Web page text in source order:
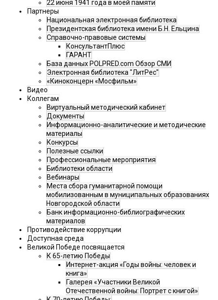
22 июня 1941 года в моей памяти
Партнеры
Национальная электронная библиотека
Президентская библиотека имени Б.Н. Ельцина
Справочно-правовые системы
КонсультантПлюс
ГАРАНТ
База данных POLPRED.com Обзор СМИ
Электронная библиотека "ЛитРес"
«Киноконцерн «Мосфильм»
Видео
Коллегам
Виртуальный методический кабинет
Документы
Информационно-аналитические и методические
материалы
Конкурсы
Полезные ссылки
Профессиональные мероприятия
Библиотеки области
Вебинары
Места сбора гуманитарной помощи
мобилизованным в муниципальных образованиях
Новгородской области
Банк информационно-библиографических
материалов
Противодействие коррупции
Доступная среда
Великой Победе посвящается
К 65-летию Победы
Интернет-акция «Годы войны: человек и
книга»
Галерея «Участники Великой
Отечественной войны: Портрет с книгой»